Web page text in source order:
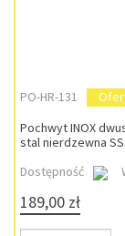
PO-HR-131
Pochwyt INOX
stal nierdzewna
Dostępność
189,00 zł